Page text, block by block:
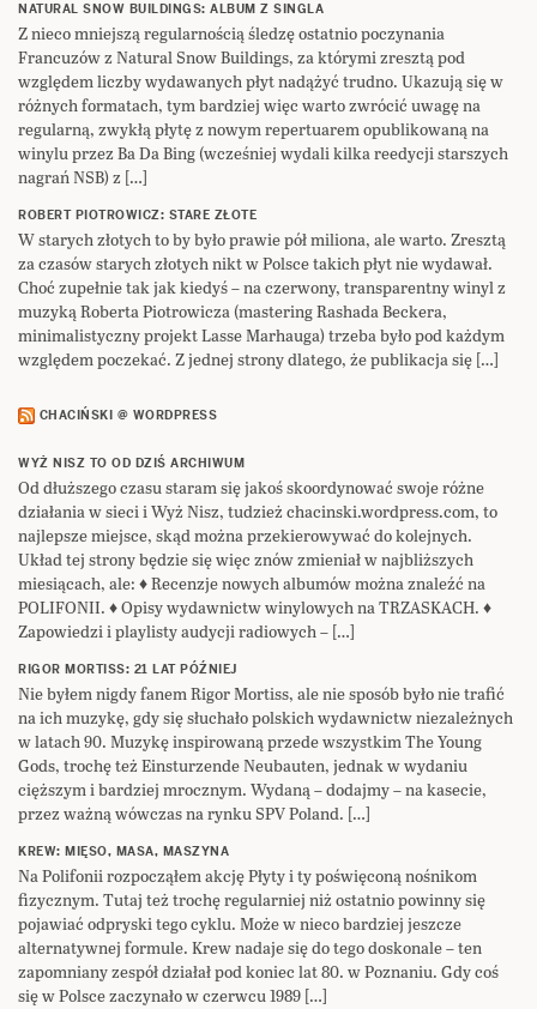
NATURAL SNOW BUILDINGS: ALBUM Z SINGLA
Z nieco mniejszą regularnością śledzę ostatnio poczynania
Francuzów z Natural Snow Buildings, za którymi zresztą pod
względem liczby wydawanych płyt nadążyć trudno. Ukazują się w
różnych formatach, tym bardziej więc warto zwrócić uwagę na
regularną, zwykłą płytę z nowym repertuarem opublikowaną na
winylu przez Ba Da Bing (wcześniej wydali kilka reedycji starszych
nagrań NSB) z […]
ROBERT PIOTROWICZ: STARE ZŁOTE
W starych złotych to by było prawie pół miliona, ale warto. Zresztą
za czasów starych złotych nikt w Polsce takich płyt nie wydawał.
Choć zupełnie tak jak kiedyś – na czerwony, transparentny winyl z
muzyką Roberta Piotrowicza (mastering Rashada Beckera,
minimalistyczny projekt Lasse Marhauga) trzeba było pod każdym
względem poczekać. Z jednej strony dlatego, że publikacja się […]
CHACIŃSKI @ WORDPRESS
WYŻ NISZ TO OD DZIŚ ARCHIWUM
Od dłuższego czasu staram się jakoś skoordynować swoje różne
działania w sieci i Wyż Nisz, tudzież chacinski.wordpress.com, to
najlepsze miejsce, skąd można przekierowywać do kolejnych.
Układ tej strony będzie się więc znów zmieniał w najbliższych
miesiącach, ale: ♦ Recenzje nowych albumów można znaleźć na
POLIFONII. ♦ Opisy wydawnictw winylowych na TRZASKACH. ♦
Zapowiedzi i playlisty audycji radiowych – […]
RIGOR MORTISS: 21 LAT PÓŹNIEJ
Nie byłem nigdy fanem Rigor Mortiss, ale nie sposób było nie trafić
na ich muzykę, gdy się słuchało polskich wydawnictw niezależnych
w latach 90. Muzykę inspirowaną przede wszystkim The Young
Gods, trochę też Einsturzende Neubauten, jednak w wydaniu
cięższym i bardziej mrocznym. Wydaną – dodajmy – na kasecie,
przez ważną wówczas na rynku SPV Poland. […]
KREW: MIĘSO, MASA, MASZYNA
Na Polifonii rozpocząłem akcję Płyty i ty poświęconą nośnikom
fizycznym. Tutaj też trochę regularniej niż ostatnio powinny się
pojawiać odpryski tego cyklu. Może w nieco bardziej jeszcze
alternatywnej formule. Krew nadaje się do tego doskonale – ten
zapomniany zespół działał pod koniec lat 80. w Poznaniu. Gdy coś
się w Polsce zaczynało w czerwcu 1989 […]